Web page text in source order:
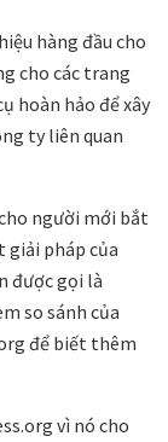
hàng đầu cho
cho các trang
hoàn hảo để xây
ty liên quan
người mới bắt
giải pháp của
được gọi là
so sánh của
để biết thêm
vì nó cho